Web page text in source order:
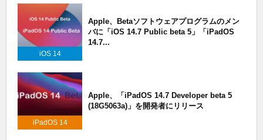
iOS 14
Apple、Betaソフトウェアプログラムのメン
バに「iOS 14.7 Public beta 5」「iPadOS
14.7...
iPadOS 14
Apple、「iPadOS 14.7 Developer beta 5
(18G5063a)」を開発者にリリース